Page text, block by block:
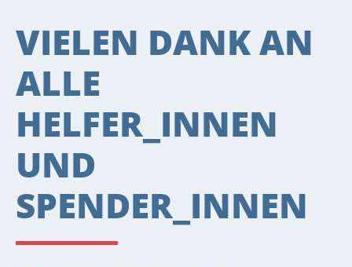
VIELEN DANK AN
ALLE
HELFER_INNEN
UND
SPENDER_INNEN